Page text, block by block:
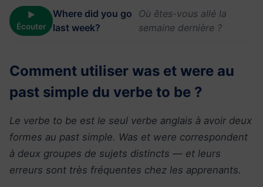
▶
Écouter
Where did you go
last week?
Où êtes-vous allé la
semaine dernière ?
Comment utiliser was et were au
past simple du verbe to be ?
Le verbe to be est le seul verbe anglais à avoir deux
formes au past simple. Was et were correspondent
à deux groupes de sujets distincts — et leurs
erreurs sont très fréquentes chez les apprenants.